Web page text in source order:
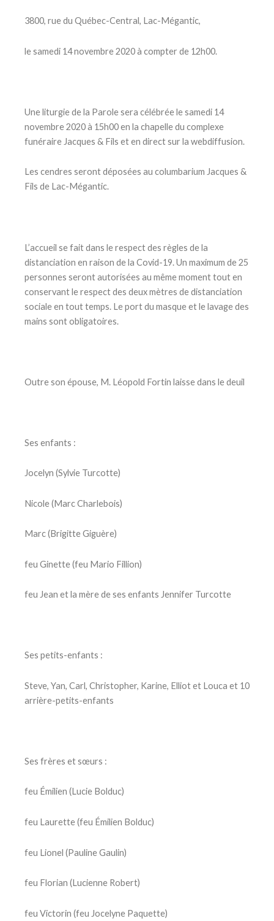
3800, rue du Québec-Central, Lac-Mégantic,
le samedi 14 novembre 2020 à compter de 12h00.
Une liturgie de la Parole sera célébrée le samedi 14
novembre 2020 à 15h00 en la chapelle du complexe
funéraire Jacques & Fils et en direct sur la webdiffusion.
Les cendres seront déposées au columbarium Jacques &
Fils de Lac-Mégantic.
L’accueil se fait dans le respect des règles de la
distanciation en raison de la Covid-19. Un maximum de 25
personnes seront autorisées au même moment tout en
conservant le respect des deux mètres de distanciation
sociale en tout temps. Le port du masque et le lavage des
mains sont obligatoires.
Outre son épouse, M. Léopold Fortin laisse dans le deuil
Ses enfants :
Jocelyn (Sylvie Turcotte)
Nicole (Marc Charlebois)
Marc (Brigitte Giguère)
feu Ginette (feu Mario Fillion)
feu Jean et la mère de ses enfants Jennifer Turcotte
Ses petits-enfants :
Steve, Yan, Carl, Christopher, Karine, Elliot et Louca et 10
arrière-petits-enfants
Ses frères et sœurs :
feu Émilien (Lucie Bolduc)
feu Laurette (feu Émilien Bolduc)
feu Lionel (Pauline Gaulin)
feu Florian (Lucienne Robert)
feu Victorin (feu Jocelyne Paquette)